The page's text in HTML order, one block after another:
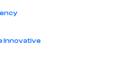
Innovative